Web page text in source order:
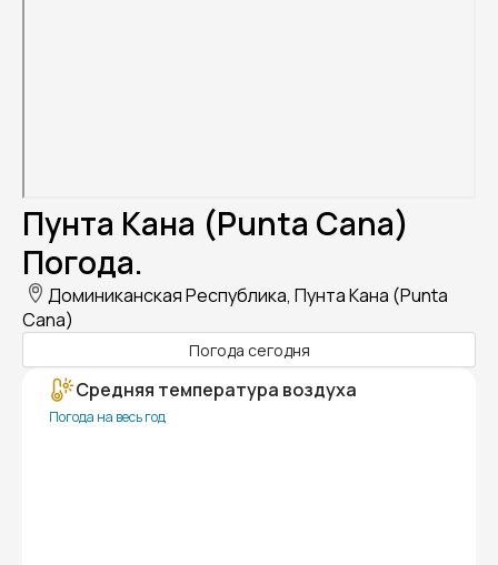
Пунта Кана (Punta Cana)
Погода.
Доминиканская Республика, Пунта Кана (Punta
Cana)
Погода сегодня
Средняя температура воздуха
Погода на весь год